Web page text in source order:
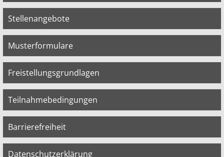
Stellenangebote
Musterformulare
Freistellungsgrundlagen
Teilnahmebedingungen
Barrierefreiheit
Datenschutzerklärung